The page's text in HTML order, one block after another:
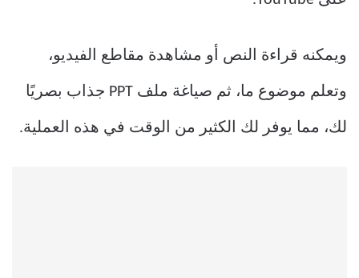
ويمكنه قراءة النص أو مشاهدة مقاطع الفيديو،
وتعلم موضوع ما، ثم صياغة ملف PPT جذاب بصريًا
لك، مما يوفر لك الكثير من الوقت في هذه العملية.